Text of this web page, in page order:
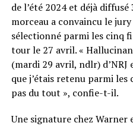
de l’été 2024 et déjà
morceau a convaincu le
sélectionné parmi les cinq
tour le 27 avril. «
(mardi 29 avril, ndlr)
que j’étais retenu parmi les
pas du tout », confie-t-il.
Une signature chez Warner